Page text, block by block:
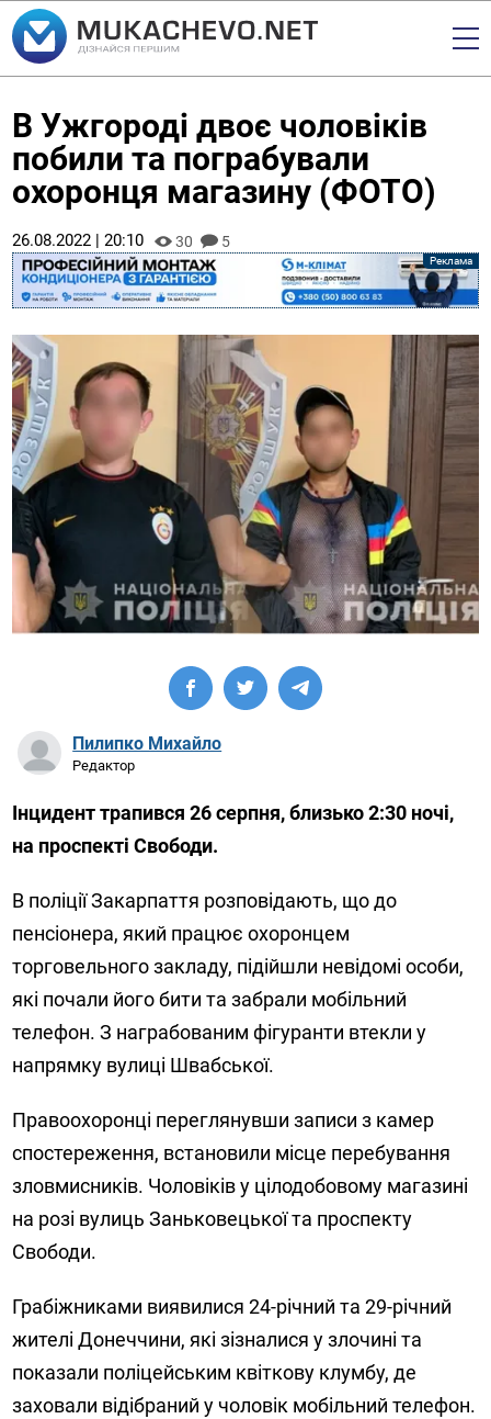
В Ужгороді двоє чоловіків
побили та пограбували
охоронця магазину (ФОТО)
26.08.2022 | 20:10 30 5
Пилипко Михайло
Редактор
Інцидент трапився 26 серпня, близько 2:30 ночі,
на проспекті Свободи.
В поліції Закарпаття розповідають, що до
пенсіонера, який працює охоронцем
торговельного закладу, підійшли невідомі особи,
які почали його бити та забрали мобільний
телефон. З награбованим фігуранти втекли у
напрямку вулиці Швабської.
Правоохоронці переглянувши записи з камер
спостереження, встановили місце перебування
зловмисників. Чоловіків у цілодобовому магазині
на розі вулиць Заньковецької та проспекту
Свободи.
Грабіжниками виявилися 24-річний та 29-річний
жителі Донеччини, які зізналися у злочині та
показали поліцейським квіткову клумбу, де
заховали відібраний у чоловік мобільний телефон.